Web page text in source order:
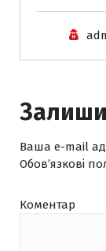
Ваша e-mail
Обов’язкові
Коментар